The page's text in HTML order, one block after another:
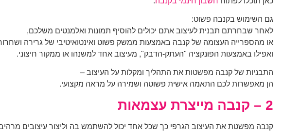
גם השימוש בקנבה פשוט:
לאחר שבחרתם תבנית לעיצוב אתם יכולים להוסיף תמונות ואלמנטים משלכם,
או מהספרייה העצומה של קנבה באמצעות ממשק פשוט ואינטואיטיבי של גרירה
ואפילו באמצעות הפונקציה "העתק-הדבק", מעיצוב אחד למשנהו או ממקור חיצוני.
התבניות של קנבה מפשטות את התהליך ומקלות על העיצוב –
הן מאפשרות לכם התאמה אישית פשוטה ושמירה על מראה מקצועי.
2 – קנבה מייצרת עצמאות
קנבה מפשטת את העיצוב הגרפי כך שכל אחד יכול להשתמש בה וליצור עיצובים